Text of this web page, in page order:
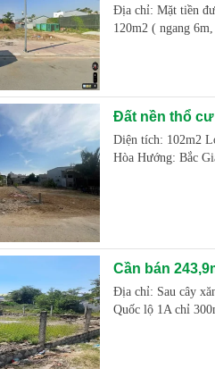
Địa chỉ: Mặt tiền
120m2 ( ngang
Đất nền thổ
Diện tích: 102m2
Hòa Hướng: Bắc
Cần bán
Địa chỉ: Sau cây
Quốc lộ 1A chỉ